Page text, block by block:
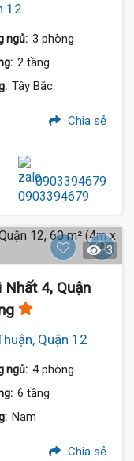
12
ngủ: 3 phòng
2 tầng
Tây Bắc
Chia sẻ
0903394679
3
Nhất 4, Quận
Quận 12
ngủ: 4 phòng
6 tầng
Nam
Chia sẻ